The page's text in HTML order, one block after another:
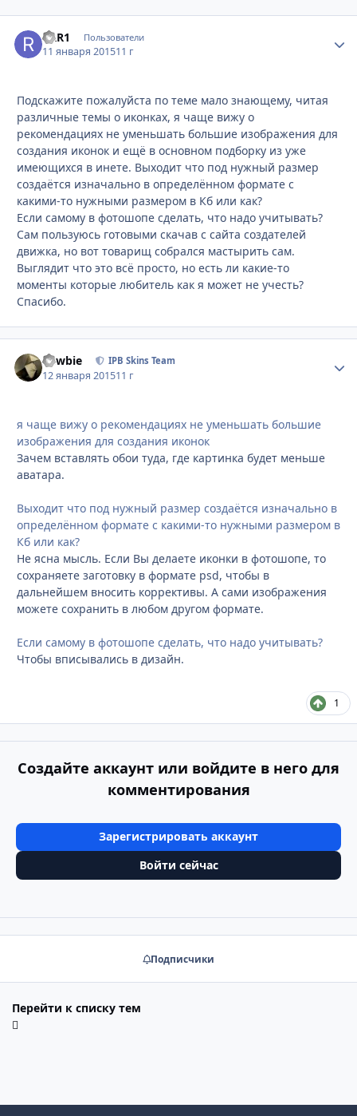
RRR1 Пользователи
11 января 201511 г
Подскажите пожалуйста по теме мало знающему, читая
различные темы о иконках, я чаще вижу о
рекомендациях не уменьшать большие изображения для
создания иконок и ещё в основном подборку из уже
имеющихся в инете. Выходит что под нужный размер
создаётся изначально в определённом формате с
какими-то нужными размером в Кб или как?
Если самому в фотошопе сделать, что надо учитывать?
Сам пользуюсь готовыми скачав с сайта создателей
движка, но вот товарищ собрался мастырить сам.
Выглядит что это всё просто, но есть ли какие-то
моменты которые любитель как я может не учесть?
Спасибо.
newbie IPB Skins Team
12 января 201511 г
я чаще вижу о рекомендациях не уменьшать большие
изображения для создания иконок
Зачем вставлять обои туда, где картинка будет меньше
аватара.
Выходит что под нужный размер создаётся изначально в
определённом формате с какими-то нужными размером в
Кб или как?
Не ясна мысль. Если Вы делаете иконки в фотошопе, то
сохраняете заготовку в формате psd, чтобы в
дальнейшем вносить коррективы. А сами изображения
можете сохранить в любом другом формате.
Если самому в фотошопе сделать, что надо учитывать?
Чтобы вписывались в дизайн.
1
Создайте аккаунт или войдите в него для
комментирования
Зарегистрировать аккаунт
Войти сейчас
Подписчики
Перейти к списку тем